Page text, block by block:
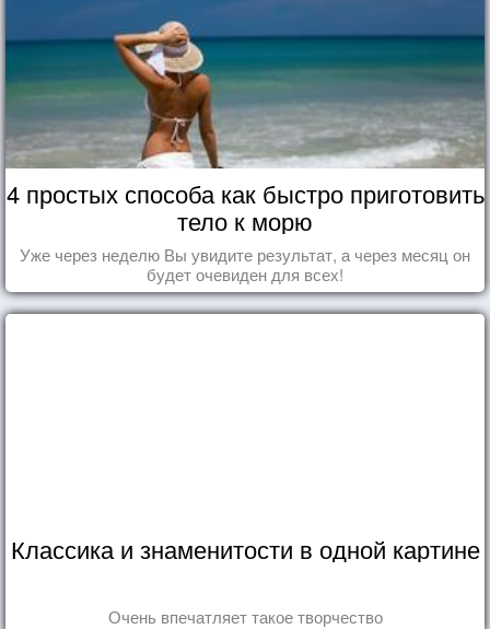
4 простых способа как быстро приготовить
тело к морю
Уже через неделю Вы увидите результат, а через месяц он
будет очевиден для всех!
Классика и знаменитости в одной картине
Очень впечатляет такое творчество